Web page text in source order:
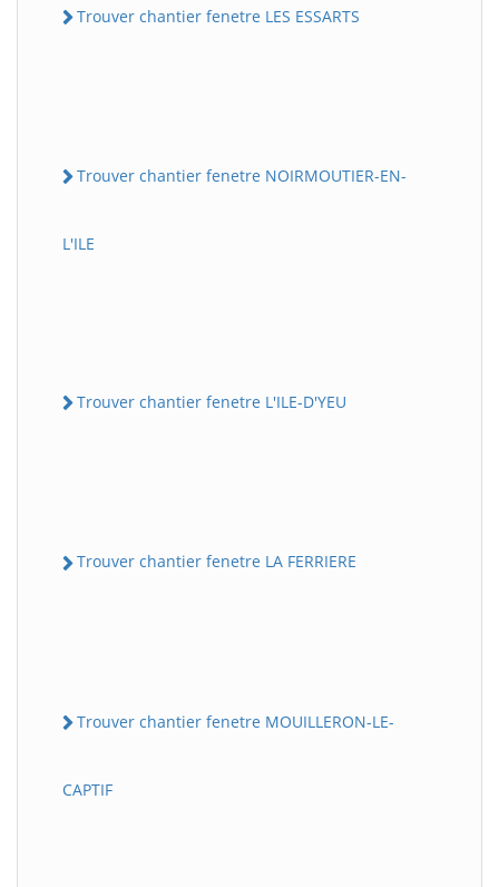
Trouver chantier fenetre LES ESSARTS
Trouver chantier fenetre NOIRMOUTIER-EN-
L'ILE
Trouver chantier fenetre L'ILE-D'YEU
Trouver chantier fenetre LA FERRIERE
Trouver chantier fenetre MOUILLERON-LE-
CAPTIF